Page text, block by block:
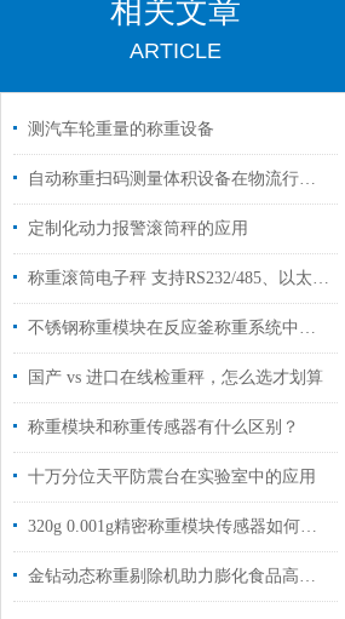
相关文章
ARTICLE
测汽车轮重量的称重设备
自动称重扫码测量体积设备在物流行业中的应用
定制化动力报警滚筒秤的应用
称重滚筒电子秤 支持RS232/485、以太网、ProfiNet等通信协议
不锈钢称重模块在反应釜称重系统中的应用
国产 vs 进口在线检重秤，怎么选才划算
称重模块和称重传感器有什么区别？
十万分位天平防震台在实验室中的应用
320g 0.001g精密称重模块传感器如何选型？
金钻动态称重剔除机助力膨化食品高速包装线化解“口碑危机”